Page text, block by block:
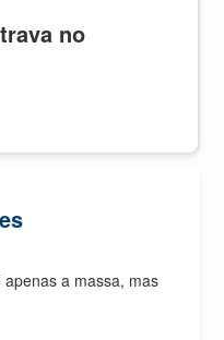
no
a massa, mas